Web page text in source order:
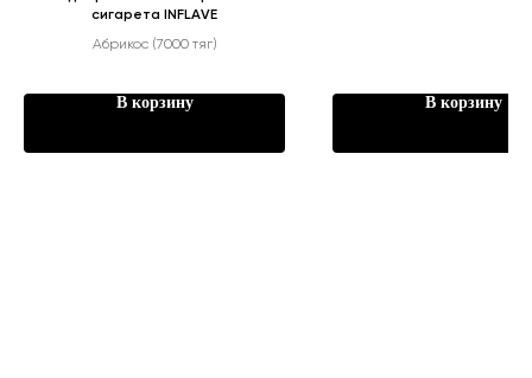
сигарета INFLAVE
Абрикос (7000 тяг)
В корзину В корзину